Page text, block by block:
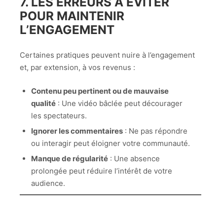
POUR MAINTENIR
L’ENGAGEMENT
Certaines pratiques peuvent nuire à l’engagement
et, par extension, à vos revenus :
Contenu peu pertinent ou de mauvaise
qualité: Une vidéo bâclée peut décourager
les spectateurs.
Ignorer les commentaires: Ne pas répondre
ou interagir peut éloigner votre communauté.
Manque de régularité: Une absence
prolongée peut réduire l’intérêt de votre
audience.